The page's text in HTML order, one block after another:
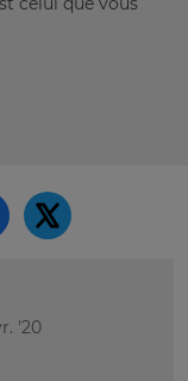
'20